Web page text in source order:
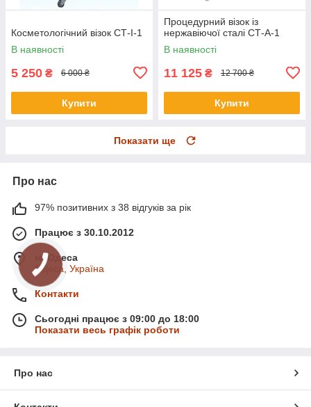
Косметологічний візок СТ-I-1
В наявності
5 250 ₴ 6 000 ₴
Купити
Процедурний візок із
нержавіючої сталі СТ-А-1
В наявності
11 125 ₴ 12 700 ₴
Купити
Показати ще
Про нас
97% позитивних з 38 відгуків за рік
Працює з 30.10.2012
м. Одеса
Одеса, Україна
Контакти
Сьогодні працює з 09:00 до 18:00
Показати весь графік роботи
Про нас